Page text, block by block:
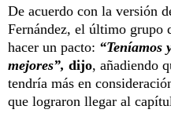
De acuerdo con la versión
Fernández, el último grupo
hacer un pacto: “Teníamos
mejores”, dijo, añadiendo
tendría más en
que lograron llegar al